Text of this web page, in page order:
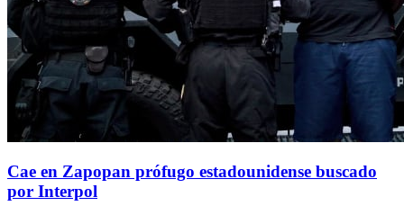
Cae en Zapopan prófugo estadounidense buscado
por Interpol